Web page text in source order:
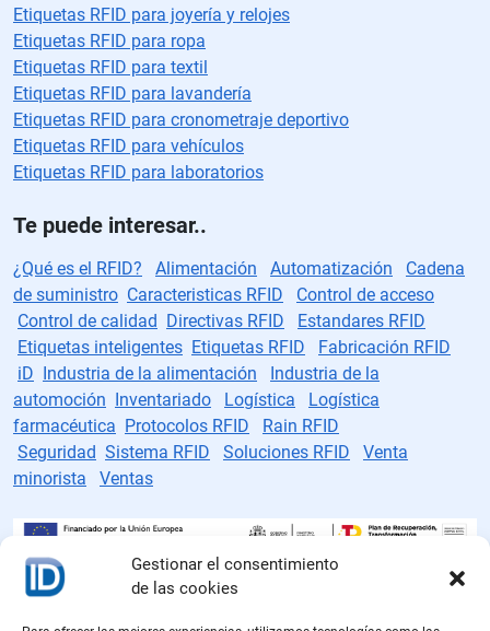
Gestionar el consentimiento
de las cookies
Etiquetas RFID para joyería y relojes
Etiquetas RFID para ropa
Etiquetas RFID para textil
Etiquetas RFID para lavandería
Etiquetas RFID para cronometraje deportivo
Etiquetas RFID para vehículos
Etiquetas RFID para laboratorios
Te puede interesar..
¿Qué es el RFID? Alimentación Automatización
Cadena
de suministro Caracteristicas RFID
Control de acceso
Control de calidad Directivas RFID
Estandares RFID
Etiquetas inteligentes Etiquetas RFID
Fabricación RFID
iD Industria de la alimentación
Industria de la
automoción Inventariado Logística
Logística
farmacéutica Protocolos RFID
Rain RFID
Seguridad Sistema RFID Soluciones RFID
Venta
minorista
Ventas